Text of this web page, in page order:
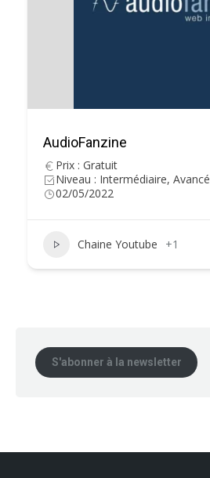
AudioFanzine
Prix : Gratuit
Niveau : Intermédiaire, Avancé
02/05/2022
Chaine Youtube +1
S'abonner à la newsletter